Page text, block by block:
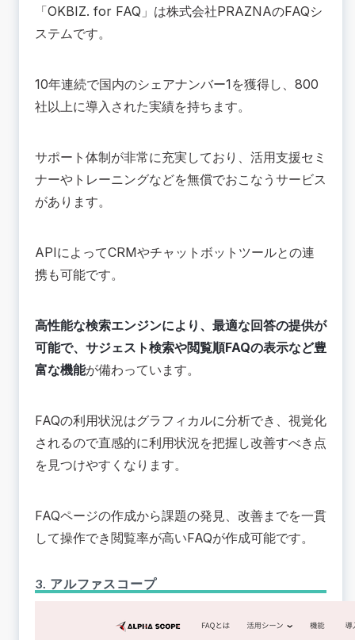
「OKBIZ. for FAQ 」は株式会社PRAZNAのFAQシ
ステムです。
10年連続で国内のシェアナンバー1を獲得し、800
社以上に導入された実績を持ちます。
サポート体制が非常に充実しており、活用支援セミ
ナーやトレーニングなどを無償でおこなうサービス
があります。
APIによってCRMやチャットボットツールとの連
携も可能です。
高性能な検索エンジンにより、最適な回答の提供が
可能で、サジェスト検索や閲覧順FAQの表示など豊
富な機能が備わっています。
FAQの利用状況はグラフィカルに分析でき、視覚化
されるので直感的に利用状況を把握し改善すべき点
を見つけやすくなります。
FAQページの作成から課題の発見、改善までを一貫
して操作でき閲覧率が高いFAQが作成可能です。
3. アルファスコープ